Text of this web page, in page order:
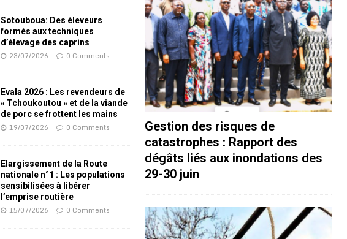
Sotouboua: Des éleveurs
formés aux techniques
d’élevage des caprins
23/07/2026 0 Comments
Evala 2026 : Les revendeurs de
« Tchoukoutou » et de la viande
de porc se frottent les mains
19/07/2026 0 Comments
Elargissement de la Route
nationale n°1 : Les populations
sensibilisées à libérer
l’emprise routière
15/07/2026 0 Comments
Gestion des risques de
catastrophes : Rapport des
dégâts liés aux inondations des
29-30 juin